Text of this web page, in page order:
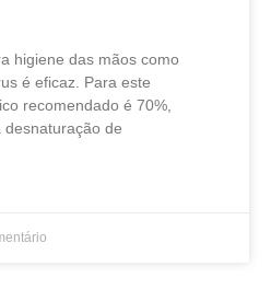
higiene das mãos como
é eficaz. Para este
recomendado é 70%,
de